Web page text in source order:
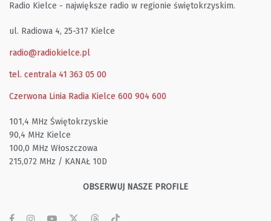
Radio Kielce - największe radio w regionie świętokrzyskim.
ul. Radiowa 4, 25-317 Kielce
radio@radiokielce.pl
tel. centrala 41 363 05 00
Czerwona Linia Radia Kielce 600 904 600
101,4 MHz Świętokrzyskie
90,4 MHz Kielce
100,0 MHz Włoszczowa
215,072 MHz / KANAŁ 10D
OBSERWUJ NASZE PROFILE